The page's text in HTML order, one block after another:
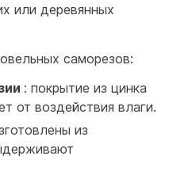
или деревянных
саморезов:
: покрытие из цинка
от воздействия влаги.
из